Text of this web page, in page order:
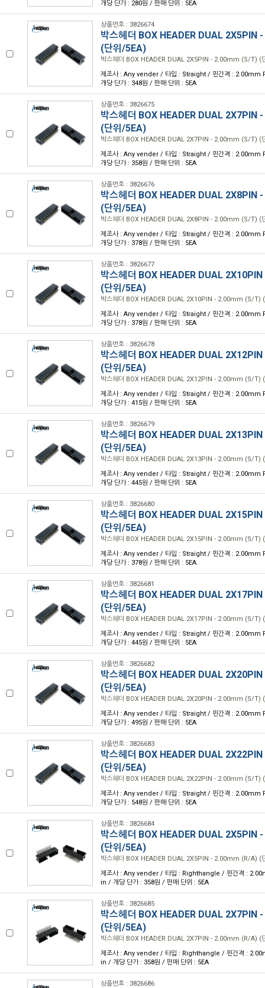
개당 단가 : 280원 / 판매 단위 : 5EA
상품번호 : 3826674
박스헤더 BOX HEADER DUAL 2X5PIN
(단위/5EA)
박스헤더 BOX HEADER DUAL 2X5PIN - 2.00mm (S/T) (
제조사 : Any vender / 타입 : Straight / 핀간격 :
개당 단가 : 348원 / 판매 단위 : 5EA
상품번호 : 3826675
박스헤더 BOX HEADER DUAL 2X7PIN
(단위/5EA)
박스헤더 BOX HEADER DUAL 2X7PIN - 2.00mm (S/T) (
제조사 : Any vender / 타입 : Straight / 핀간격 :
개당 단가 : 358원 / 판매 단위 : 5EA
상품번호 : 3826676
박스헤더 BOX HEADER DUAL 2X8PIN
(단위/5EA)
박스헤더 BOX HEADER DUAL 2X8PIN - 2.00mm (S/T) (
제조사 : Any vender / 타입 : Straight / 핀간격 :
개당 단가 : 378원 / 판매 단위 : 5EA
상품번호 : 3826677
박스헤더 BOX HEADER DUAL
(단위/5EA)
박스헤더 BOX HEADER DUAL 2X10PIN - 2.00mm (S/T)
제조사 : Any vender / 타입 : Straight / 핀간격 :
개당 단가 : 378원 / 판매 단위 : 5EA
상품번호 : 3826678
박스헤더 BOX HEADER DUAL
(단위/5EA)
박스헤더 BOX HEADER DUAL 2X12PIN - 2.00mm (S/T)
제조사 : Any vender / 타입 : Straight / 핀간격 :
개당 단가 : 415원 / 판매 단위 : 5EA
상품번호 : 3826679
박스헤더 BOX HEADER DUAL
(단위/5EA)
박스헤더 BOX HEADER DUAL 2X13PIN - 2.00mm (S/T)
제조사 : Any vender / 타입 : Straight / 핀간격 :
개당 단가 : 445원 / 판매 단위 : 5EA
상품번호 : 3826680
박스헤더 BOX HEADER DUAL
(단위/5EA)
박스헤더 BOX HEADER DUAL 2X15PIN - 2.00mm (S/T)
제조사 : Any vender / 타입 : Straight / 핀간격 :
개당 단가 : 378원 / 판매 단위 : 5EA
상품번호 : 3826681
박스헤더 BOX HEADER DUAL
(단위/5EA)
박스헤더 BOX HEADER DUAL 2X17PIN - 2.00mm (S/T)
제조사 : Any vender / 타입 : Straight / 핀간격 :
개당 단가 : 445원 / 판매 단위 : 5EA
상품번호 : 3826682
박스헤더 BOX HEADER DUAL
(단위/5EA)
박스헤더 BOX HEADER DUAL 2X20PIN - 2.00mm (S/T)
제조사 : Any vender / 타입 : Straight / 핀간격 :
개당 단가 : 495원 / 판매 단위 : 5EA
상품번호 : 3826683
박스헤더 BOX HEADER DUAL
(단위/5EA)
박스헤더 BOX HEADER DUAL 2X22PIN - 2.00mm (S/T)
제조사 : Any vender / 타입 : Straight / 핀간격 :
개당 단가 : 548원 / 판매 단위 : 5EA
상품번호 : 3826684
박스헤더 BOX HEADER DUAL 2X5PIN
(단위/5EA)
박스헤더 BOX HEADER DUAL 2X5PIN - 2.00mm (R/A) (
제조사 : Any vender / 타입 : Righthangle / 핀간격 :
in / 개당 단가 : 358원 / 판매 단위 : 5EA
상품번호 : 3826685
박스헤더 BOX HEADER DUAL 2X7PIN
(단위/5EA)
박스헤더 BOX HEADER DUAL 2X7PIN - 2.00mm (R/A) (
제조사 : Any vender / 타입 : Righthangle / 핀간격 :
in / 개당 단가 : 358원 / 판매 단위 : 5EA
상품번호 : 3826686